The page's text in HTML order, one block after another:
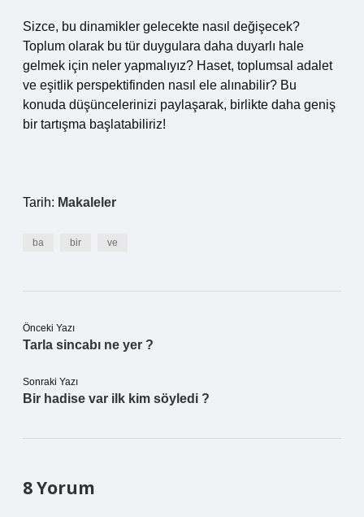
Sizce, bu dinamikler gelecekte nasıl değişecek?
Toplum olarak bu tür duygulara daha duyarlı hale
gelmek için neler yapmalıyız? Haset, toplumsal adalet
ve eşitlik perspektifinden nasıl ele alınabilir? Bu
konuda düşüncelerinizi paylaşarak, birlikte daha geniş
bir tartışma başlatabiliriz!
Tarih: Makaleler
ba bir ve
Önceki Yazı
Tarla sincabı ne yer ?
Sonraki Yazı
Bir hadise var ilk kim söyledi ?
8 Yorum